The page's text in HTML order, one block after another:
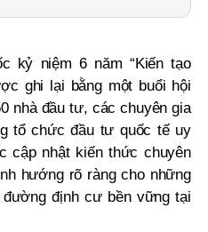
kỷ niệm 6 năm “Kiến tạo
ghi lại bằng một buổi hội
nhà đầu tư, các chuyên gia
tổ chức đầu tư quốc tế uy
cập nhật kiến thức chuyên
hướng rõ ràng cho những
định cư bền vững tại